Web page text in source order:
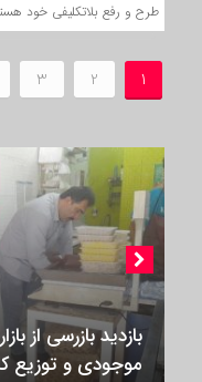
طرح و رفع بلاتکلیفی خود
1
2
3
بازدید بازرسی از
موجودی و توزیع